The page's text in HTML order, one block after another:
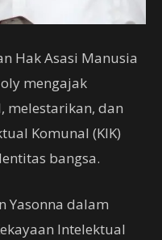
Hak Asasi Manusia
mengajak
melestarikan, dan
Komunal (KIK)
bangsa.
Yasonna dalam
Intelektual